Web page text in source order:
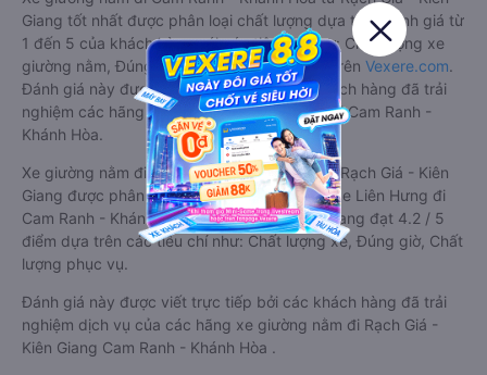
Giang tốt nhất được phân loại chất lượng dựa trên đánh giá từ
1 đến 5 của khách hàng với các tiêu chí như: Chất lượng xe
giường nằm, Đúng giờ, Chất lượng phục vụ trên Vexere.com.
Đánh giá này được viết trực tiếp bởi các khách hàng đã trải
nghiệm các hãng Xe Rạch Giá - Kiên Giang đi Cam Ranh -
Khánh Hòa.
Xe giường nằm đi Cam Ranh - Khánh Hòa từ Rạch Giá - Kiên
Giang được phân loại chất lượng tốt nhất là xe Liên Hưng đi
Cam Ranh - Khánh Hòa từ Rạch Giá - Kiên Giang đạt 4.2 / 5
điểm dựa trên các tiêu chí như: Chất lượng xe, Đúng giờ, Chất
lượng phục vụ.
Đánh giá này được viết trực tiếp bởi các khách hàng đã trải
nghiệm dịch vụ của các hãng xe giường nằm đi Rạch Giá -
Kiên Giang Cam Ranh - Khánh Hòa .